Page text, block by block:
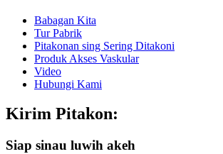
Babagan Kita
Tur Pabrik
Pitakonan sing Sering Ditakoni
Produk Akses Vaskular
Video
Hubungi Kami
Kirim Pitakon:
Siap sinau luwih akeh